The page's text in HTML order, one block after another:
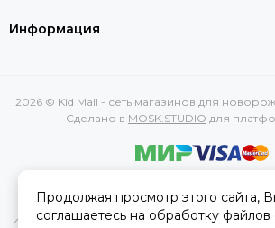
Информация
2026 © Kid Mall - сеть магазинов для
Сделано в MOSK.STUDIO для
характеристик, стоимости товаров и
информационный характер и ни при каких
Продолжая просмотр этого сайта,
соглашаетесь на обработку файлов